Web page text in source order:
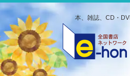
本、雑誌、CD・